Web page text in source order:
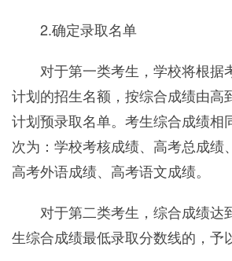
2.确定录取名单
对于第一类考生，学校将根据
计划的招生名额，按综合成绩由高
计划预录取名单。考生综合成绩相
次为：学校考核成绩、高考总成绩
高考外语成绩、高考语文成绩。
对于第二类考生，综合成绩达
生综合成绩最低录取分数线的，予